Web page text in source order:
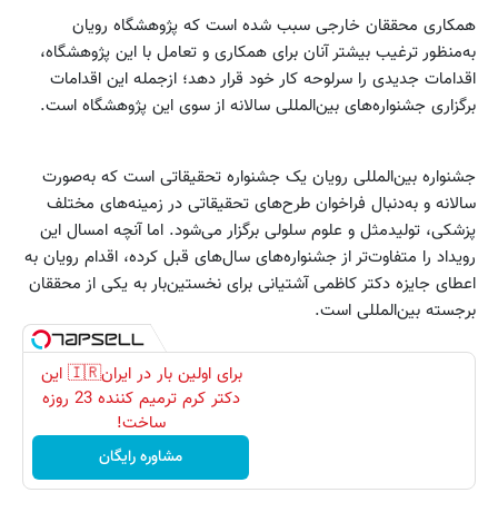
همکاری‌ محققان خارجی سبب شده است که پژوهشگاه رویان
به‌منظور ترغیب بیشتر آنان برای همکاری و تعامل با این پژوهشگاه،
اقدامات جدیدی را سرلوحه کار خود قرار دهد؛ ازجمله این اقدامات
برگزاری جشنواره‌های بین‌المللی سالانه از سوی این پژوهشگاه است.
جشنواره بین‌المللی رویان یک جشنواره تحقیقاتی است که به‌صورت
سالانه و به‌دنبال فراخوان طرح‌های تحقیقاتی در زمینه‌های مختلف
پزشکی، تولید‌مثل و علوم سلولی برگزار می‌شود. اما آنچه امسال این
رویداد را متفاوت‌تر از جشنواره‌های سال‌های قبل کرده، اقدام رویان به
اعطای جایزه دکتر کاظمی آشتیانی برای نخستین‌بار به یکی از محققان
برجسته بین‌المللی است.
برای اولین بار در ایران🇮🇷 این
دکتر کرم ترمیم کننده 23 روزه
ساخت!
مشاوره رایگان